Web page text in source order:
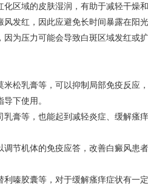
区域的皮肤湿润，有助于减轻干燥和
发红，因此应避免长时间暴露在阳
为压力可能会导致白斑区域发红或
松乳膏等，可以抑制局部免疫反应
下使用。
膏等，也能起到减轻炎症、缓解瘙痒
节机体的免疫应答，改善白癜风
嗪胶囊等，对于缓解瘙痒症状有一